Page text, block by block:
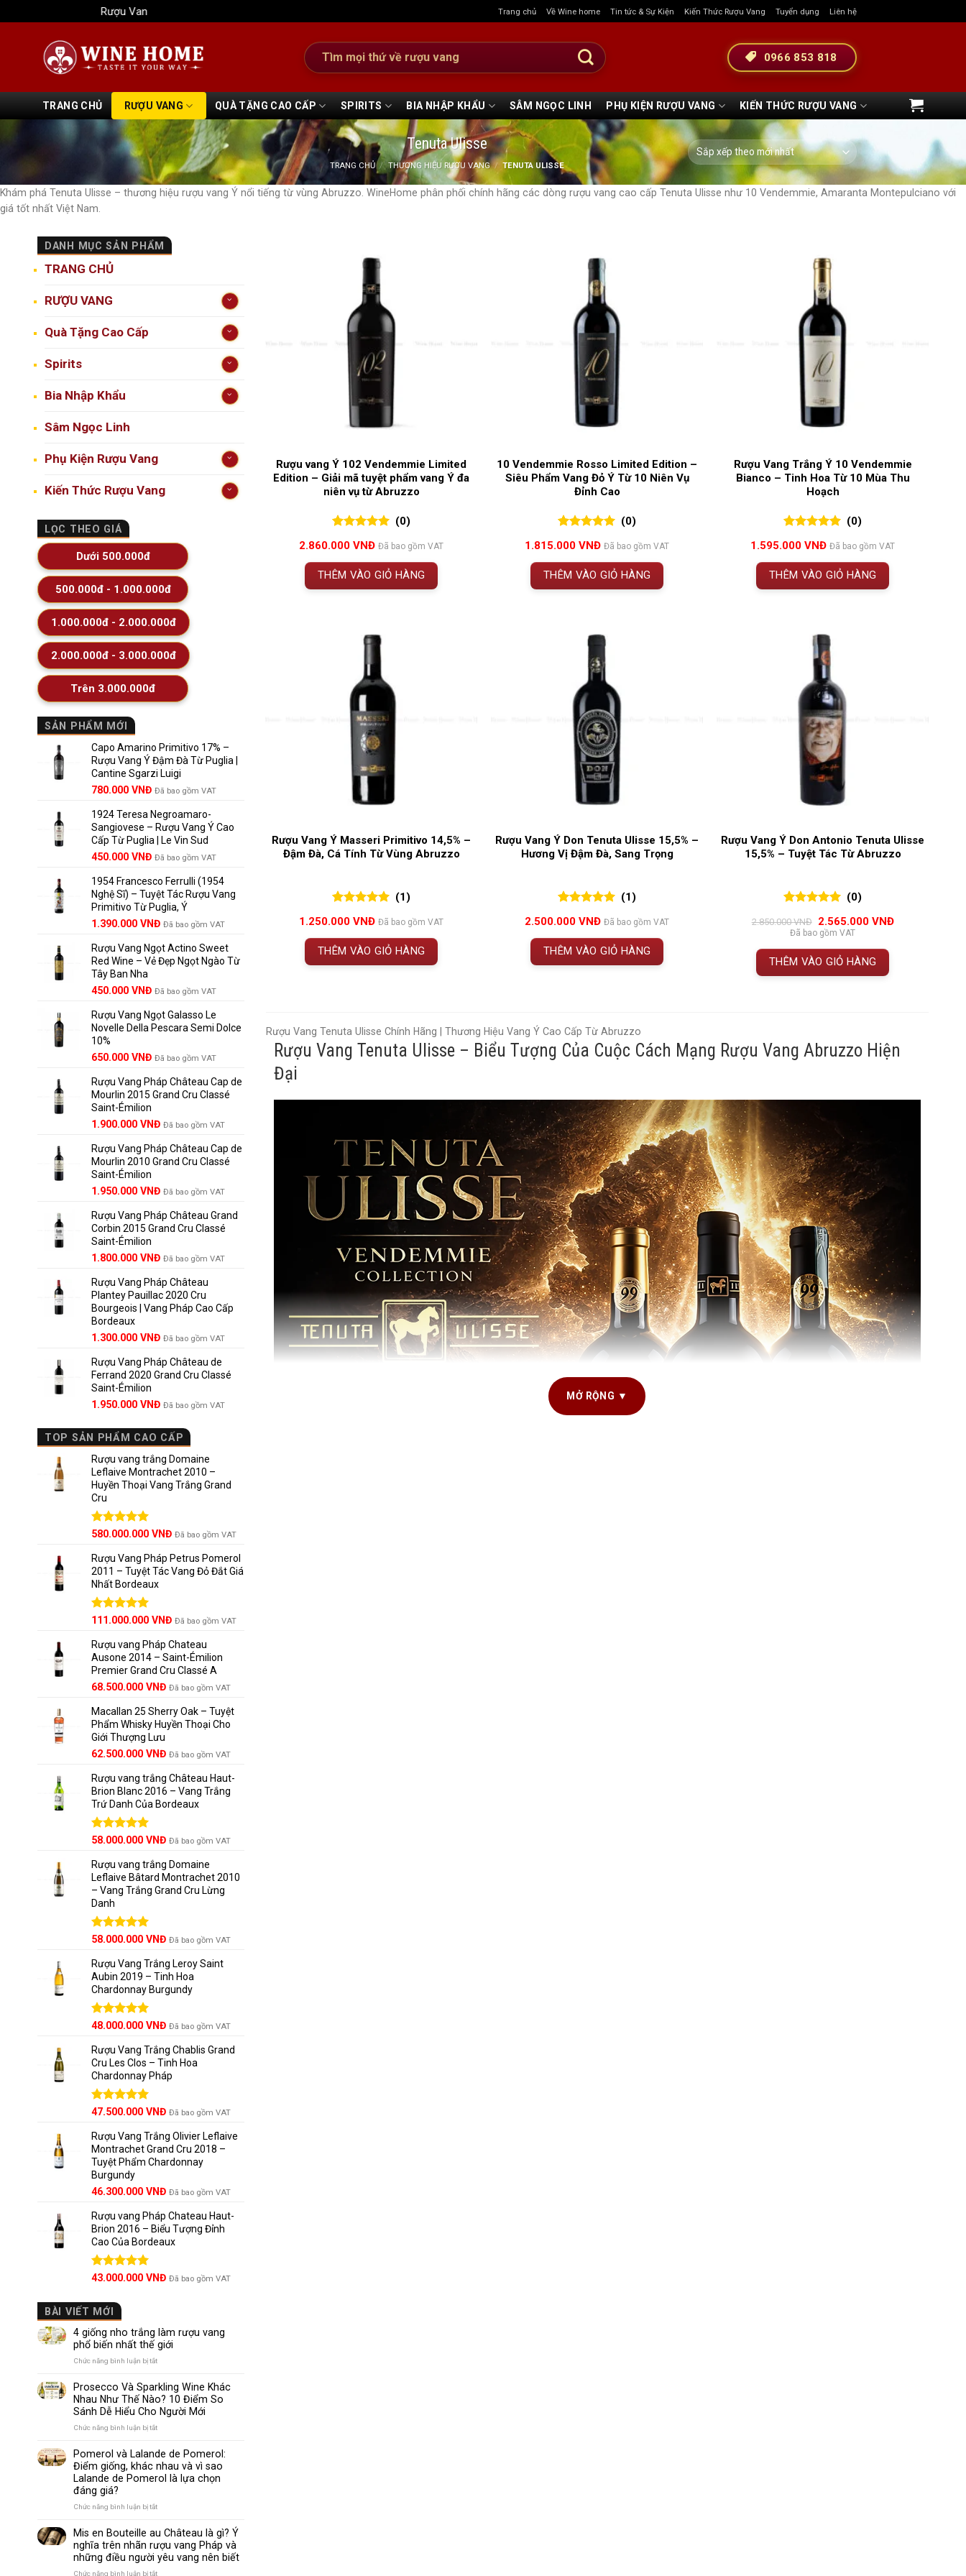
qua
Rượu Vang Wine Home Trang chủ Về Wine home Tin tức & Sự Kiện Kiến Thức Rượu Vang Tuyển dụng Liên hệ
Tìm
kiếm:
0966 853 818
TRANG CHỦ RƯỢU VANG QUÀ TẶNG CAO CẤP SPIRITS BIA NHẬP KHẨU SÂM NGỌC LINH PHỤ KIỆN RƯỢU VANG KIẾN THỨC RƯỢU VANG
Tenuta Ulisse
TRANG CHỦ / THƯƠNG HIỆU RƯỢU VANG / TENUTA ULISSE
Khám phá Tenuta Ulisse – thương hiệu rượu vang Ý nổi tiếng từ vùng Abruzzo. WineHome phân phối chính hãng các dòng rượu vang cao cấp Tenuta Ulisse như 10 Vendemmie, Amaranta Montepulciano với
giá tốt nhất Việt Nam.
DANH MỤC SẢN PHẨM
TRANG CHỦ
RƯỢU VANG
Quà Tặng Cao Cấp
Spirits
Bia Nhập Khẩu
Sâm Ngọc Linh
Phụ Kiện Rượu Vang
Kiến Thức Rượu Vang
LỌC THEO GIÁ
Dưới 500.000đ
500.000đ - 1.000.000đ
1.000.000đ - 2.000.000đ
2.000.000đ - 3.000.000đ
Trên 3.000.000đ
SẢN PHẨM MỚI
Capo Amarino Primitivo 17% –
Rượu Vang Ý Đậm Đà Từ Puglia |
Cantine Sgarzi Luigi
Giá
là:
858.000 VNĐ.
780.000 VNĐGiá
tại
là:
780.000 VNĐ.
Đã bao gồm VAT
1924 Teresa Negroamaro-
Sangiovese – Rượu Vang Ý Cao
Cấp Từ Puglia | Le Vin Sud
Giá
là:
495.000 VNĐ.
450.000 VNĐGiá
tại
là:
450.000 VNĐ.
Đã bao gồm VAT
1954 Francesco Ferrulli (1954
Nghệ Sĩ) – Tuyệt Tác Rượu Vang
Primitivo Từ Puglia, Ý
Giá
là:
1.529.000 VNĐ.
1.390.000 VNĐGiá
tại
là:
Đã bao gồm VAT
Rượu Vang Ngọt Actino Sweet
Red Wine – Vẻ Đẹp Ngọt Ngào Từ
Tây Ban Nha
450.000 VNĐ Đã bao gồm VAT
Rượu Vang Ngọt Galasso Le
Novelle Della Pescara Semi Dolce
10%
650.000 VNĐ Đã bao gồm VAT
Rượu Vang Pháp Château Cap de
Mourlin 2015 Grand Cru Classé
Saint-Émilion
Giá
là:
2.800.000 VNĐ.
1.900.000 VNĐGiá
tại
là:
Đã bao gồm VAT
Rượu Vang Pháp Château Cap de
Mourlin 2010 Grand Cru Classé
Saint-Émilion
Giá
là:
2.950.000 VNĐ.
1.950.000 VNĐGiá
tại
là:
Đã bao gồm VAT
Rượu Vang Pháp Château Grand
Corbin 2015 Grand Cru Classé
Saint-Émilion
Giá
là:
2.500.000 VNĐ.
1.800.000 VNĐGiá
tại
là:
1.800.000 VNĐ.
Đã bao gồm VAT
Rượu Vang Pháp Château
Plantey Pauillac 2020 Cru
Bourgeois | Vang Pháp Cao Cấp
Bordeaux
Giá
là:
1.850.000 VNĐ.
1.300.000 VNĐGiá
tại
là:
Đã bao gồm VAT
Rượu Vang Pháp Château de
Ferrand 2020 Grand Cru Classé
Saint-Émilion
Giá
là:
2.800.000 VNĐ.
1.950.000 VNĐGiá
tại
là:
1.950.000 VNĐ.
Đã bao gồm VAT
TOP SẢN PHẨM CAO CẤP
Rượu vang trắng Domaine
Leflaive Montrachet 2010 –
Huyền Thoại Vang Trắng Grand
Cru
Được xếp
5 sao
580.000.000 VNĐ Đã bao gồm VAT
Rượu Vang Pháp Petrus Pomerol
2011 – Tuyệt Tác Vang Đỏ Đắt Giá
Nhất Bordeaux
Được xếp
5 sao
Giá
là:
125.000.000 VNĐ.
111.000.000 VNĐGiá
tại
là:
111.000.000 VNĐ.
Đã bao gồm VAT
Rượu vang Pháp Chateau
Ausone 2014 – Saint-Émilion
Premier Grand Cru Classé A
68.500.000 VNĐ Đã bao gồm VAT
Macallan 25 Sherry Oak – Tuyệt
Phẩm Whisky Huyền Thoại Cho
Giới Thượng Lưu
Giá
là:
65.000.000 VNĐ.
62.500.000 VNĐGiá
tại
là:
62.500.000 VNĐ.
Đã bao gồm VAT
Rượu vang trắng Château Haut-
Brion Blanc 2016 – Vang Trắng
Trứ Danh Của Bordeaux
Được xếp
5 sao
58.000.000 VNĐ Đã bao gồm VAT
Rượu vang trắng Domaine
Leflaive Bâtard Montrachet 2010
– Vang Trắng Grand Cru Lừng
Danh
Được xếp
5 sao
58.000.000 VNĐ Đã bao gồm VAT
Rượu Vang Trắng Leroy Saint
Aubin 2019 – Tinh Hoa
Chardonnay Burgundy
Được xếp
5 sao
48.000.000 VNĐ Đã bao gồm VAT
Rượu Vang Trắng Chablis Grand
Cru Les Clos – Tinh Hoa
Chardonnay Pháp
Được xếp
5 sao
47.500.000 VNĐ Đã bao gồm VAT
Rượu Vang Trắng Olivier Leflaive
Montrachet Grand Cru 2018 –
Tuyệt Phẩm Chardonnay
Burgundy
46.300.000 VNĐ Đã bao gồm VAT
Rượu vang Pháp Chateau Haut-
Brion 2016 – Biểu Tượng Đỉnh
Cao Của Bordeaux
Được xếp
5 sao
43.000.000 VNĐ Đã bao gồm VAT
BÀI VIẾT MỚI
4 giống nho trắng làm rượu vang
phổ biến nhất thế giới
Chức năng bình luận bị tắtở
giống
nho
trắng
làm
biến
nhất
thế
Prosecco Và Sparkling Wine Khác
Nhau Như Thế Nào? 10 Điểm So
Sánh Dễ Hiểu Cho Người Mới
Chức năng bình luận bị tắtở
Và
Sparkling
Wine
Khác
10
Điểm
So
Pomerol và Lalande de Pomerol:
Điểm giống, khác nhau và vì sao
Lalande de Pomerol là lựa chọn
đáng giá?
Chức năng bình luận bị tắtở
Lalande
de
Pomerol:
Mis en Bouteille au Château là gì? Ý
nghĩa trên nhãn rượu vang Pháp và
những điều người yêu vang nên biết
Chức năng bình luận bị tắtở
Rượu vang Ý 102 Vendemmie Limited
Edition – Giải mã tuyệt phẩm vang Ý đa
niên vụ từ Abruzzo
đánh giá
(0)
2.860.000VNĐ Đã bao gồm VAT
THÊM VÀO GIỎ HÀNG
10 Vendemmie Rosso Limited Edition –
Siêu Phẩm Vang Đỏ Ý Từ 10 Niên Vụ
Đỉnh Cao
đánh giá
(0)
1.815.000VNĐ Đã bao gồm VAT
THÊM VÀO GIỎ HÀNG
Rượu Vang Trắng Ý 10 Vendemmie
Bianco – Tinh Hoa Từ 10 Mùa Thu
Hoạch
đánh giá
(0)
1.595.000VNĐ Đã bao gồm VAT
THÊM VÀO GIỎ HÀNG
Rượu Vang Ý Masseri Primitivo 14,5% –
Đậm Đà, Cá Tính Từ Vùng Abruzzo
đánh giá
(1)
1.250.000VNĐ Đã bao gồm VAT
THÊM VÀO GIỎ HÀNG
Rượu Vang Ý Don Tenuta Ulisse 15,5% –
Hương Vị Đậm Đà, Sang Trọng
đánh giá
(1)
2.500.000VNĐ Đã bao gồm VAT
THÊM VÀO GIỎ HÀNG
Rượu Vang Ý Don Antonio Tenuta Ulisse
15,5% – Tuyệt Tác Từ Abruzzo
đánh giá
(0)
2.850.000VNĐ
Giá
gốc
là:
2.850.000 VNĐ.
2.565.000 VNĐGiá
Đã bao gồm VAT
THÊM VÀO GIỎ HÀNG
Rượu Vang Tenuta Ulisse Chính Hãng | Thương Hiệu Vang Ý Cao Cấp Từ Abruzzo
Rượu Vang Tenuta Ulisse – Biểu Tượng Của Cuộc Cách Mạng Rượu Vang Abruzzo Hiện
Đại
MỞ RỘNG ▼